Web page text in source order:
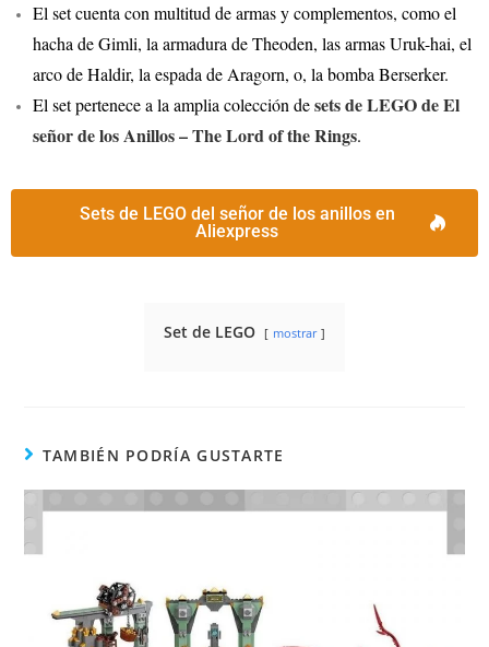
El set cuenta con multitud de armas y complementos, como el
hacha de Gimli, la armadura de Theoden, las armas Uruk-hai, el
arco de Haldir, la espada de Aragorn, o, la bomba Berserker.
El set pertenece a la amplia colección desets de LEGO de El
señor de los Anillos – The Lord of the Rings.
Sets de LEGO del señor de los anillos en
Aliexpress
Set de LEGO mostrar
TAMBIÉN PODRÍA GUSTARTE